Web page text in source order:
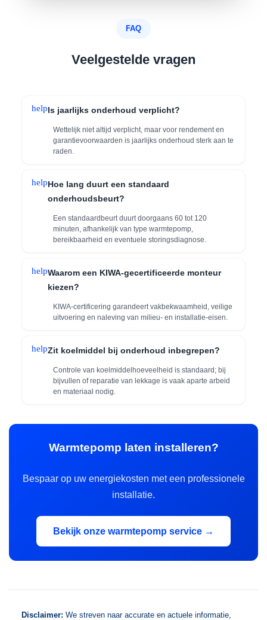
FAQ
Veelgestelde vragen
helpIs jaarlijks onderhoud verplicht?
Wettelijk niet altijd verplicht, maar voor rendement en
garantievoorwaarden is jaarlijks onderhoud sterk aan te
raden.
helpHoe lang duurt een standaard
onderhoudsbeurt?
Een standaardbeurt duurt doorgaans 60 tot 120
minuten, afhankelijk van type warmtepomp,
bereikbaarheid en eventuele storingsdiagnose.
helpWaarom een KIWA-gecertificeerde monteur
kiezen?
KIWA-certificering garandeert vakbekwaamheid, veilige
uitvoering en naleving van milieu- en installatie-eisen.
helpZit koelmiddel bij onderhoud inbegrepen?
Controle van koelmiddelhoeveelheid is standaard; bij
bijvullen of reparatie van lekkage is vaak aparte arbeid
en materiaal nodig.
Warmtepomp laten installeren?
Bespaar op uw energiekosten met een professionele
installatie.
Bekijk onze warmtepomp service →
Disclaimer: We streven naar accurate en actuele informatie,